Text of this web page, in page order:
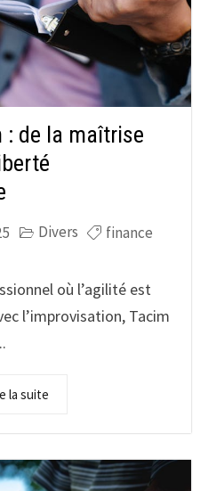
: de la maîtrise
Divers
finance
où l’agilité est
l’improvisation, Tacim
la suite